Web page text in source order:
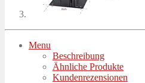
Menu
Beschreibung
Ähnliche Produkte
Kundenrezensionen